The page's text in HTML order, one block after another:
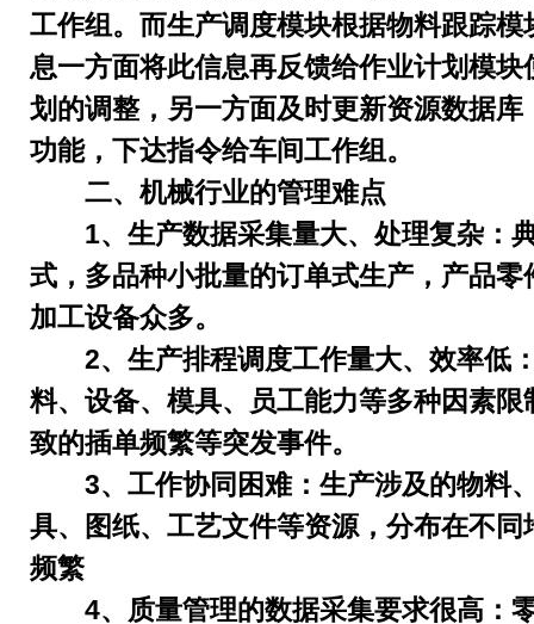
工作组。而生产调度模块根据物料跟踪模
息一方面将此信息再反馈给作业计划模块
划的调整，另一方面及时更新资源数据库
功能，下达指令给车间工作组。
二、机械行业的管理难点
1、生产数据采集量大、处理复杂：
式，多品种小批量的订单式生产，产品零
加工设备众多。
2、生产排程调度工作量大、效率低
料、设备、模具、员工能力等多种因素限
致的插单频繁等突发事件。
3、工作协同困难：生产涉及的物料
具、图纸、工艺文件等资源，分布在不同
频繁
4、质量管理的数据采集要求很高：